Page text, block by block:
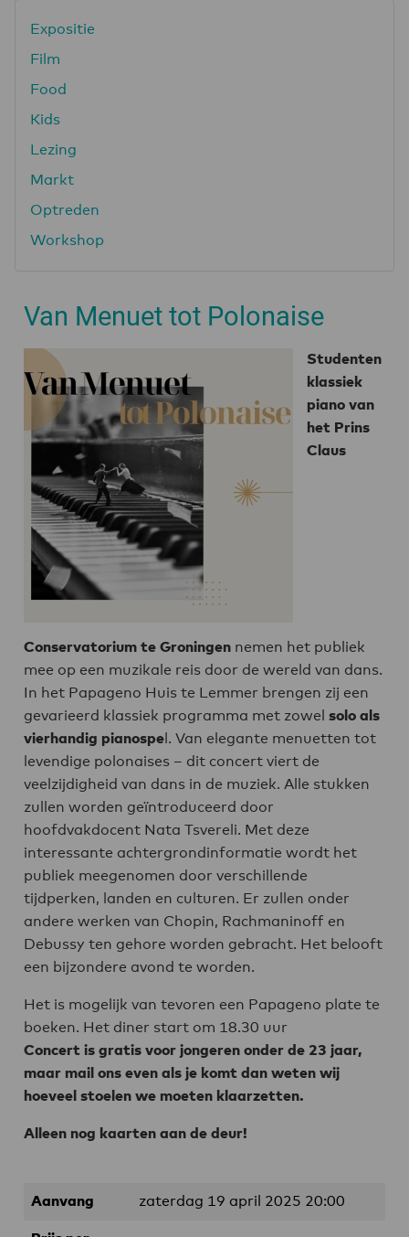
Expositie
Film
Food
Kids
Lezing
Markt
Optreden
Workshop
Van Menuet tot Polonaise
Studenten
klassiek
piano van
het Prins
Claus
Conservatorium te Groningen nemen het publiek
mee op een muzikale reis door de wereld van dans.
In het Papageno Huis te Lemmer brengen zij een
gevarieerd klassiek programma met zowel solo als
vierhandig pianospe l. Van elegante menuetten tot
levendige polonaises – dit concert viert de
veelzijdigheid van dans in de muziek. Alle stukken
zullen worden geïntroduceerd door
hoofdvakdocent Nata Tsvereli. Met deze
interessante achtergrondinformatie wordt het
publiek meegenomen door verschillende
tijdperken, landen en culturen. Er zullen onder
andere werken van Chopin, Rachmaninoff en
Debussy ten gehore worden gebracht. Het belooft
een bijzondere avond te worden.
Het is mogelijk van tevoren een Papageno plate te
boeken. Het diner start om 18.30 uur
Concert is gratis voor jongeren onder de 23 jaar,
maar mail ons even als je komt dan weten wij
hoeveel stoelen we moeten klaarzetten.
Alleen nog kaarten aan de deur!
Aanvang zaterdag 19 april 2025 20:00